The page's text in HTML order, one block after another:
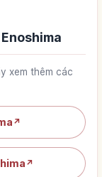
xem thêm các
↗
↗